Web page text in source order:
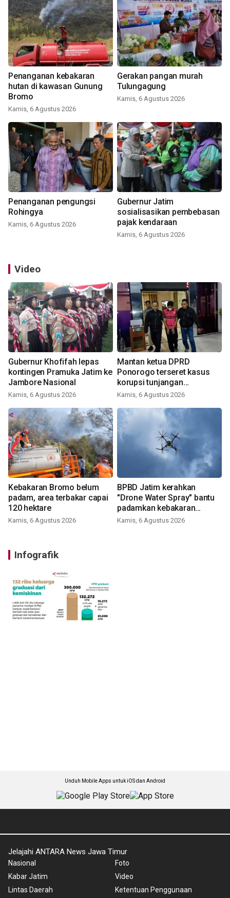
Penanganan kebakaran
hutan di kawasan Gunung
Bromo
Kamis, 6 Agustus 2026
Gerakan pangan murah
Tulungagung
Kamis, 6 Agustus 2026
Penanganan pengungsi
Rohingya
Kamis, 6 Agustus 2026
Gubernur Jatim
sosialisasikan pembebasan
pajak kendaraan
Kamis, 6 Agustus 2026
Video
Gubernur Khofifah lepas
kontingen Pramuka Jatim ke
Jambore Nasional
Kamis, 6 Agustus 2026
Mantan ketua DPRD
Ponorogo terseret kasus
korupsi tunjangan
perumahan
Kamis, 6 Agustus 2026
Kebakaran Bromo belum
padam, area terbakar capai
120 hektare
Kamis, 6 Agustus 2026
BPBD Jatim kerahkan
"Drone Water Spray" bantu
padamkan kebakaran
Bromo
Kamis, 6 Agustus 2026
Infografik
Unduh Mobile Apps untuk iOS dan Android
Jelajahi ANTARA News Jawa Timur
Nasional
Kabar Jatim
Lintas Daerah
Foto
Video
Ketentuan Penggunaan